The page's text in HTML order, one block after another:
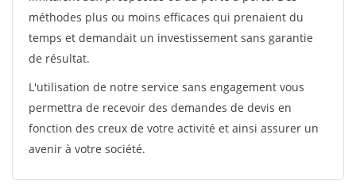
méthodes plus ou moins efficaces qui prenaient du
temps et demandait un investissement sans garantie
de résultat.
L'utilisation de notre service sans engagement vous
permettra de recevoir des demandes de devis en
fonction des creux de votre activité et ainsi assurer un
avenir à votre société.